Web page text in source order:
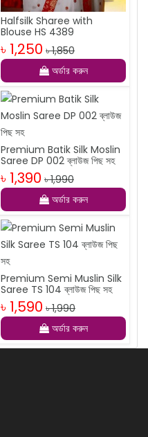
Halfsilk Sharee with
Blouse HS 4389
৳ 1,250 ৳ 1,850
অর্ডার করুন
Premium Batik Silk Moslin
Saree DP 002 ব্লাউজ পিছ সহ
৳ 1,390 ৳ 1,990
অর্ডার করুন
Premium Semi Muslin Silk
Saree TS 104 ব্লাউজ পিছ সহ
৳ 1,590 ৳ 1,990
অর্ডার করুন